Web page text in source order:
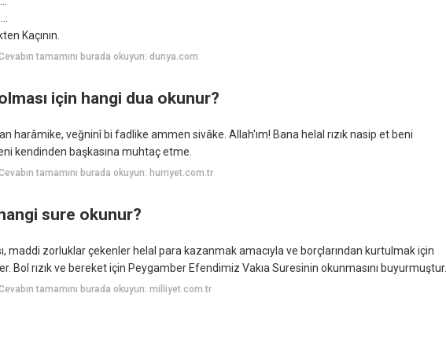
Kaçının.
tamamını burada okuyun: dunya.com
için hangi dua okunur?
harâmike, veğninî bi fadlike ammen sivâke. Allah'ım! Bana helal rızık nasip et beni
kendinden başkasına muhtaç etme.
tamamını burada okuyun: hurriyet.com.tr
sure okunur?
maddi zorluklar çekenler helal para kazanmak amacıyla ve borçlarından kurtulmak için
Bol rızık ve bereket için Peygamber Efendimiz Vakıa Suresinin okunmasını buyurmuştur.
tamamını burada okuyun: milliyet.com.tr